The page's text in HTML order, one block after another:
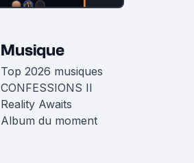
Musique
Top 2026 musiques
CONFESSIONS II
Reality Awaits
Album du moment